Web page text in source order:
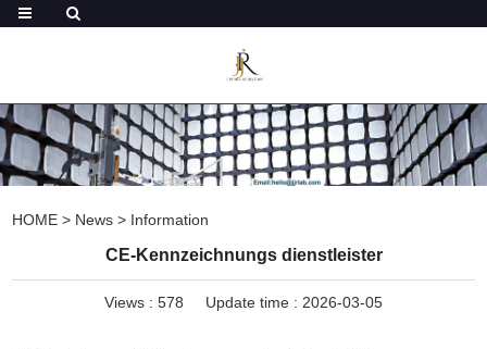
HOME > News > Information
CE-Kennzeichnungs dienstleister
Views : 578 Update time : 2026-03-05